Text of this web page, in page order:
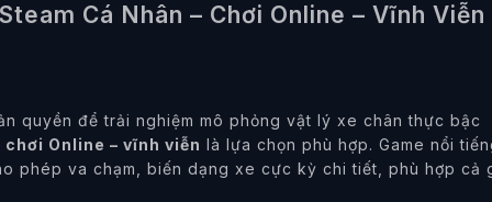
Cá Nhân – Chơi Online – Vĩnh Viễn
quyền để trải nghiệm mô phỏng vật lý xe chân thực bậc
Online – vĩnh viễn là lựa chọn phù hợp. Game nổi
phép va chạm, biến dạng xe cực kỳ chi tiết, phù hợp cả